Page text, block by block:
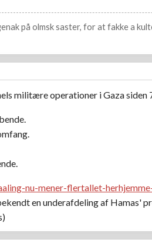
på olmsk saster, for at fakke a
militære operationer i Gaza siden
nu-mener-flertallet-
en underafdeling af Hamas'